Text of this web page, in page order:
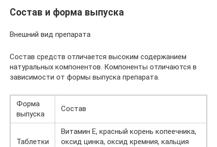
Состав и форма выпуска
Внешний вид препарата
Состав средств отличается высоким содержанием
натуральных компонентов. Компоненты отличаются в
зависимости от формы выпуска препарата.
Форма
выпуска
Состав
Таблетки
Витамин Е, красный корень копеечника,
оксид цинка, оксид кремния, кальция